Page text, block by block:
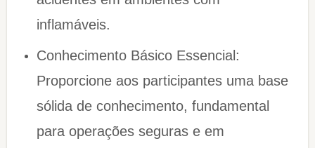
inflamáveis.
Conhecimento Básico Essencial:
Proporcione aos participantes uma base
sólida de conhecimento, fundamental
para operações seguras e em